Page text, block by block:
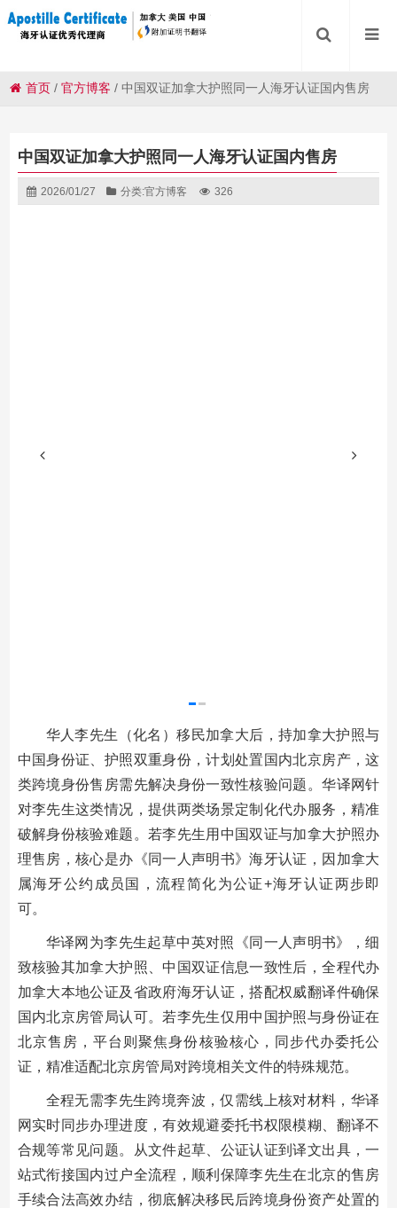
首页 /官方博客 /中国双证加拿大护照同一人海牙认证国内售房
中国双证加拿大护照同一人海牙认证国内售房
2026/01/27 分类:官方博客 326
华人李先生（化名）移民加拿大后，持加拿大护照与
中国身份证、护照双重身份，计划处置国内北京房产，这
类跨境身份售房需先解决身份一致性核验问题。华译网针
对李先生这类情况，提供两类场景定制化代办服务，精准
破解身份核验难题。若李先生用中国双证与加拿大护照办
理售房，核心是办《同一人声明书》海牙认证，因加拿大
属海牙公约成员国，流程简化为公证+海牙认证两步即
可。
华译网为李先生起草中英对照《同一人声明书》，细
致核验其加拿大护照、中国双证信息一致性后，全程代办
加拿大本地公证及省政府海牙认证，搭配权威翻译件确保
国内北京房管局认可。若李先生仅用中国护照与身份证在
北京售房，平台则聚焦身份核验核心，同步代办委托公
证，精准适配北京房管局对跨境相关文件的特殊规范。
全程无需李先生跨境奔波，仅需线上核对材料，华译
网实时同步办理进度，有效规避委托书权限模糊、翻译不
合规等常见问题。从文件起草、公证认证到译文出具，一
站式衔接国内过户全流程，顺利保障李先生在北京的售房
手续合法高效办结，彻底解决移民后跨境身份资产处置的